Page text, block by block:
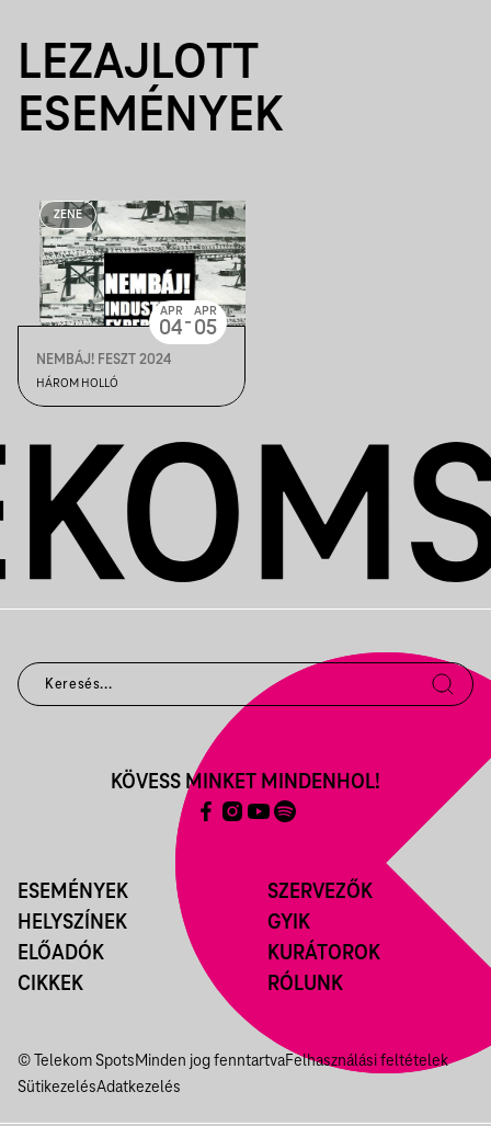
LEZAJLOTT
ESEMÉNYEK
ZENE
NEMBÁJ! FESZT 2024
HÁROM HOLLÓ
APR
04- APR
05
ESEMÉNYEK
HELYSZÍNEK
ELŐADÓK
CIKKEK
SZERVEZŐK
GYIK
KURÁTOROK
RÓLUNK
KÖVESS MINKET MINDENHOL!
© Telekom SpotsMinden jog fenntartvaFelhasználási feltételek
SütikezelésAdatkezelés